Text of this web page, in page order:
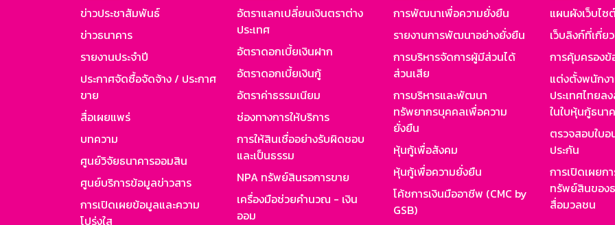
ข่าวประชาสัมพันธ์
ข่าวธนาคาร
รายงานประจำปี
ประกาศจัดซื้อจัดจ้าง / ประกาศ
ขาย
สื่อเผยแพร่
บทความ
ศูนย์วิจัยธนาคารออมสิน
ศูนย์บริการข้อมูลข่าวสาร
การเปิดเผยข้อมูลและความ
โปร่งใส
อัตราแลกเปลี่ยนเงินตราต่าง
ประเทศ
อัตราดอกเบี้ยเงินฝาก
อัตราดอกเบี้ยเงินกู้
อัตราค่าธรรมเนียม
ช่องทางการให้บริการ
การให้สินเชื่ออย่างรับผิดชอบ
และเป็นธรรม
NPA ทรัพย์สินรอการขาย
เครื่องมือช่วยคำนวณ - เงิน
ออม
การพัฒนาเพื่อความยั่งยืน
รายงานการพัฒนาอย่างยั่งยืน
การบริหารจัดการผู้มีส่วนได้
ส่วนเสีย
การบริหารและพัฒนา
ทรัพยากรบุคคลเพื่อความ
ยั่งยืน
หุ้นกู้เพื่อสังคม
หุ้นกู้เพื่อความยั่งยืน
โค้ชการเงินมืออาชีพ (CMC by
GSB)
แผนผังเว็บไซ
เว็บลิงก์ที่เกี่ย
การคุ้มครอง
แต่งตั้งพนักง
ประเทศไทยล
ในใบหุ้นกู้ธนา
ตรวจสอบใบ
ประกัน
การเปิดเผยก
ทรัพย์สินของ
สื่อมวลชน